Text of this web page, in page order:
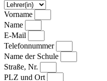
Vorname
Name
E-Mail
Telefonnummer
Name der Schule
Straße, Nr.
PLZ und Ort